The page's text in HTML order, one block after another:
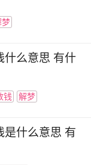
头
梦见飞机
马桶
梦
什么意思 有什
钱 解梦
是什么意思 有